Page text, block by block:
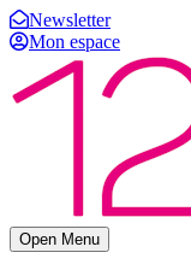
Newsletter
Mon espace
Open Menu